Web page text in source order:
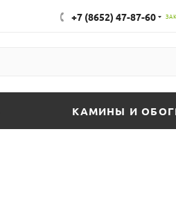
+7 (8652) 47-87-60
КАМИНЫ И